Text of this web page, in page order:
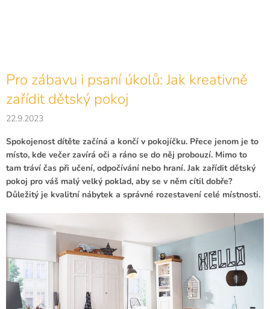
Pro zábavu i psaní úkolů: Jak kreativně
zařídit dětský pokoj
22.9.2023
Spokojenost dítěte začíná a končí v pokojíčku. Přece jenom je to
místo, kde večer zavírá oči a ráno se do něj probouzí. Mimo to
tam tráví čas při učení, odpočívání nebo hraní. Jak zařídit dětský
pokoj pro váš malý velký poklad, aby se v něm cítil dobře?
Důležitý je kvalitní nábytek a správné rozestavení celé místnosti.